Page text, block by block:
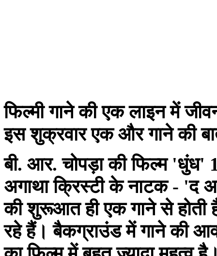
फिल्मी गाने की एक लाइन में
इस शुक्रवार एक और गाने की
बी. आर. चोपड़ा की फिल्म 'धुंध'
अगाथा क्रिस्टी के नाटक - 'द
की शुरूआत ही एक गाने से होती
रहे हैं। बैकग्राउंड में गाने की